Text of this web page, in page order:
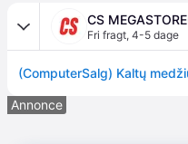
CS MEGASTORE
Fri fragt, 4-5 dage
Annonce